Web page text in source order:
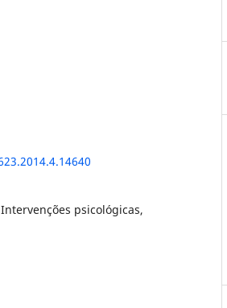
psicológicas,